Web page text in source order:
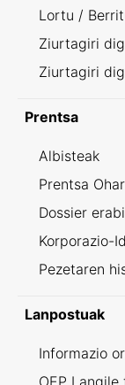
Lortu /
Ziurtagiri
Ziurtagiri
Prentsa
Albisteak
Prentsa
Dossier
Korporazio-
Pezetaren
Lanpostuak
Informazio
OEP